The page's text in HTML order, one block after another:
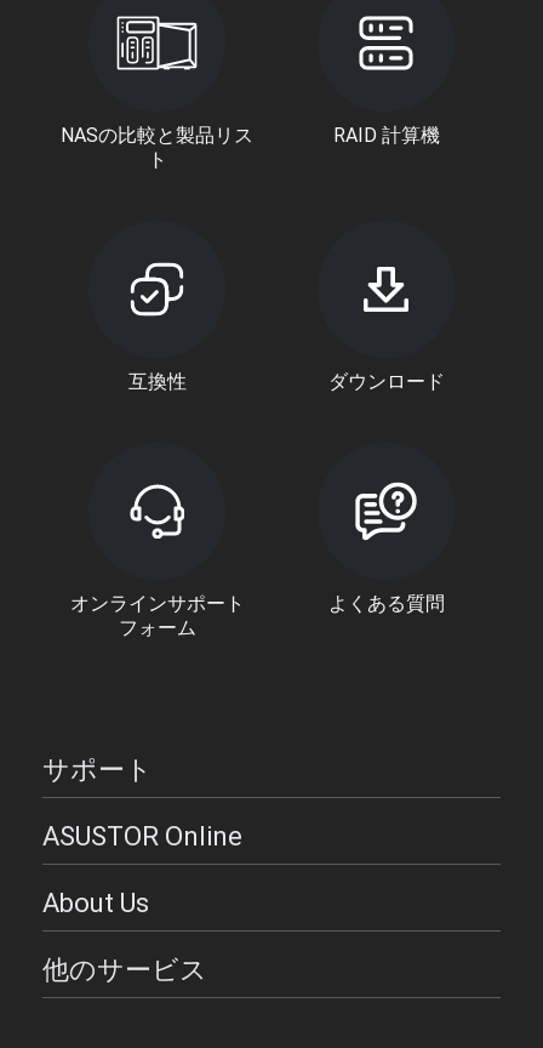
NASの比較と製品リス
ト
RAID 計算機
互換性 ダウンロード
オンラインサポート
フォーム
よくある質問
サポート
ASUSTOR Online
About Us
他のサービス